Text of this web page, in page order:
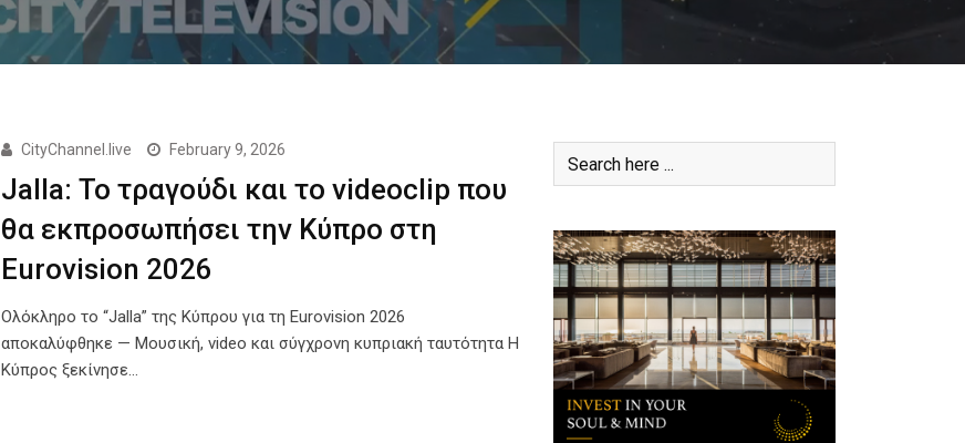
CityChannel.live February 9, 2026
Jalla: Το τραγούδι και το videoclip που
θα εκπροσωπήσει την Κύπρο στη
Eurovision 2026
Ολόκληρο το “Jalla” της Κύπρου για τη Eurovision 2026
αποκαλύφθηκε — Μουσική, video και σύγχρονη κυπριακή ταυτότητα Η
Κύπρος ξεκίνησε…